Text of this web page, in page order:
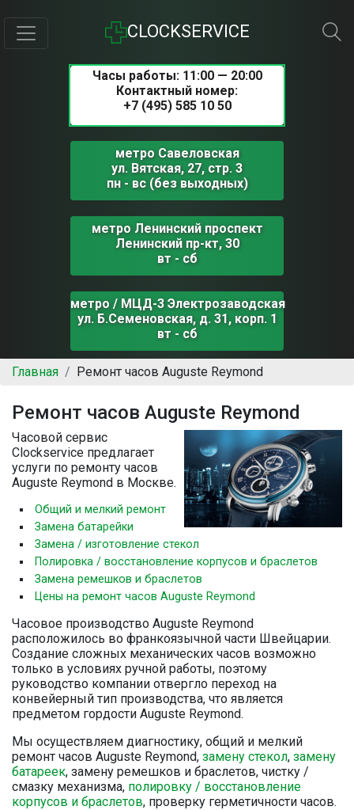
CLOCKSERVICE
Часы работы: 11:00 — 20:00
Контактный номер:
+7 (495) 585 10 50
метро Савеловская
ул. Вятская, 27, стр. 3
пн - вс (без выходных)
метро Ленинский проспект
Ленинский пр-кт, 30
вт - сб
метро / МЦД-3 Электрозаводская
ул. Б.Семеновская, д. 31, корп. 1
вт - сб
Главная Ремонт часов Auguste Reymond
Ремонт часов Auguste Reymond
Часовой сервис
Clockservice предлагает
услуги по ремонту часов
Auguste Reymond в Москве.
Общий и мелкий ремонт
Замена батарейки
Замена / изготовление стекол
Полировка / восстановление корпусов и браслетов
Замена ремешков и браслетов
Цены на ремонт часов Auguste Reymond
Часовое производство Auguste Reymond
расположилось во франкоязычной части Швейцарии.
Создание сложных механических часов возможно
только в условиях ручной работы, поэтому
руководство компании отвергло переход на
конвейерный тип производства, что является
предметом гордости Auguste Reymond.
Мы осуществляем диагностику, общий и мелкий
ремонт часов Auguste Reymond, замену стекол, замену
батареек, замену ремешков и браслетов, чистку /
смазку механизма, полировку / восстановление
корпусов и браслетов, проверку герметичности часов.